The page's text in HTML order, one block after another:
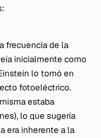
frecuencia de la
inicialmente como
lo tomó en
fotoeléctrico.
estaba
lo que sugería
era inherente a la